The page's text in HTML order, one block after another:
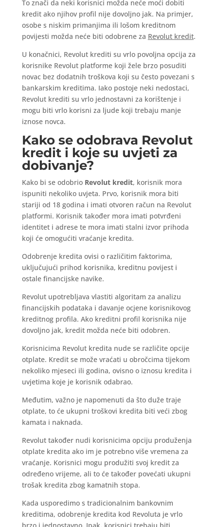
To znači da neki korisnici možda neće moći dobiti
kredit ako njihov profil nije dovoljno jak. Na primjer,
osobe s niskim primanjima ili lošom kreditnom
povijesti možda neće biti odobrene za Revolut kredit.
U konačnici, Revolut krediti su vrlo povoljna opcija za
korisnike Revolut platforme koji žele brzo posuditi
novac bez dodatnih troškova koji su često povezani s
bankarskim kreditima. Iako postoje neki nedostaci,
Revolut krediti su vrlo jednostavni za korištenje i
mogu biti vrlo korisni za ljude koji trebaju manje
iznose novca.
Kako se odobrava Revolut
kredit i koje su uvjeti za
dobivanje?
Kako bi se odobrio Revolut kredit, korisnik mora
ispuniti nekoliko uvjeta. Prvo, korisnik mora biti
stariji od 18 godina i imati otvoren račun na Revolut
platformi. Korisnik također mora imati potvrđeni
identitet i adrese te mora imati stalni izvor prihoda
koji će omogućiti vraćanje kredita.
Odobrenje kredita ovisi o različitim faktorima,
uključujući prihod korisnika, kreditnu povijest i
ostale financijske navike.
Revolut upotrebljava vlastiti algoritam za analizu
financijskih podataka i davanje ocjene korisnikovog
kreditnog profila. Ako kreditni profil korisnika nije
dovoljno jak, kredit možda neće biti odobren.
Korisnicima Revolut kredita nude se različite opcije
otplate. Kredit se može vraćati u obročcima tijekom
nekoliko mjeseci ili godina, ovisno o iznosu kredita i
uvjetima koje je korisnik odabrao.
Međutim, važno je napomenuti da što duže traje
otplate, to će ukupni troškovi kredita biti veći zbog
kamata i naknada.
Revolut također nudi korisnicima opciju produženja
otplate kredita ako im je potrebno više vremena za
vraćanje. Korisnici mogu produžiti svoj kredit za
određeno vrijeme, ali to će također povećati ukupni
trošak kredita zbog kamatnih stopa.
Kada usporedimo s tradicionalnim bankovnim
kreditima, odobrenje kredita kod Revoluta je vrlo